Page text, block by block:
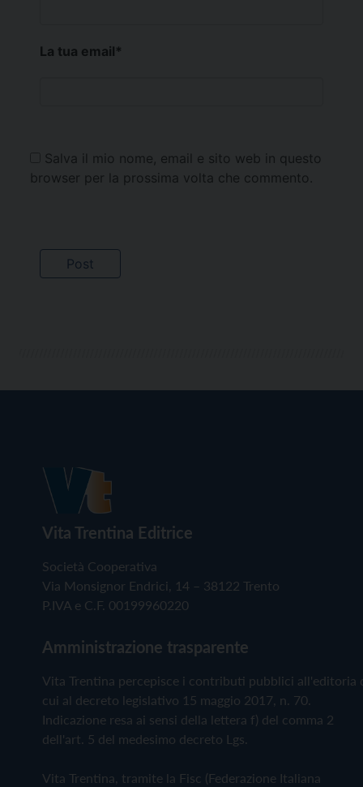
La tua email*
Salva il mio nome, email e sito web in questo
browser per la prossima volta che commento.
Vita Trentina Editrice
Società Cooperativa
Via Monsignor Endrici, 14 – 38122 Trento
P.IVA e C.F. 00199960220
Amministrazione trasparente
Vita Trentina percepisce i contributi pubblici all'editoria
cui al decreto legislativo 15 maggio 2017, n. 70.
Indicazione resa ai sensi della lettera f) del comma 2
dell'art. 5 del medesimo decreto Lgs.
Vita Trentina, tramite la Fisc (Federazione Italiana